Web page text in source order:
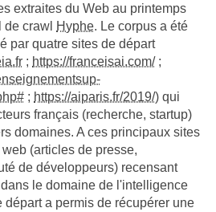
extraites du Web au printemps
crawl Hyphe. Le corpus a été
par quatre sites de départ
; https://franceisai.com/;
; https://aiparis.fr/2019/) qui
français (recherche, startup)
domaines. A ces principaux sites
(articles de presse,
de développeurs) recensant
le domaine de l'intelligence
a permis de récupérer une